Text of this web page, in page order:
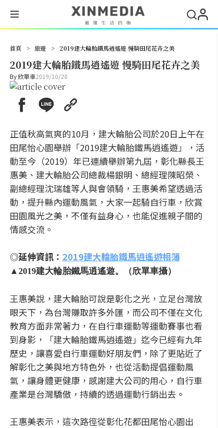
首頁 > 旅遊 > 2019建大輪胎鐵馬逍遙遊 慢騎田尾花卉之美
2019建大輪胎鐵馬逍遙遊 慢騎田尾花卉之美
By欣單車2019/10/20
正值秋高氣爽的10月，建大輪胎公司於20日上午在
田尾怡心園舉辦「2019建大輪胎鐵馬逍遙遊」，活
動至今（2019）年已連續舉辦第九屆，彰化縣長王
惠美、建大輪胎公司總裁楊銀明、總經理陳昭榮、
副總經理沈瑞雄等人與會領騎，王惠美希望透過活
動，提升縣內運動風氣，大家一起騎自行車，欣賞
田園風光之美，不僅有益身心，也能促進親子間的
情感交流。
◎延伸資訊： 2019建大輪胎鐵馬逍遙遊相簿
▲2019建大輪胎鐵馬逍遙遊。（欣單車攝）
王惠美說，建大輪胎可說是彰化之光，立足台灣放
眼天下，為台灣賺取許多外匯，而公司不僅在文化
教育方面非常著力，在自行車運動等運動賽事也看
到身影，「建大輪胎鐵馬逍遙遊」迄今已經有九年
歷史，讓喜愛自行車運動好朋友們，除了更貼近了
解彰化之美與地方特色外，也從活動提倡運動風
氣，讓身體更健康，感謝建大公司的用心，自行車
產業是台灣驕傲，持續的透過運動行銷出去。
王惠美表示，這次路徑從彰化花都田尾怡心園出